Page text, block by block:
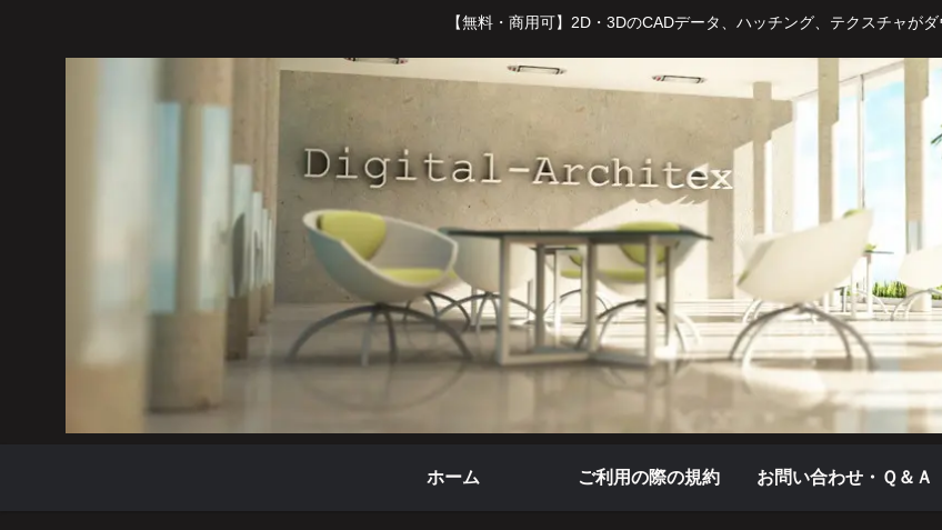
【無料・商用可】2D・3DのCADデータ、ハッチング、テクスチャが
ホーム ご利用の際の規約 お問い合わせ・Ｑ＆Ａ